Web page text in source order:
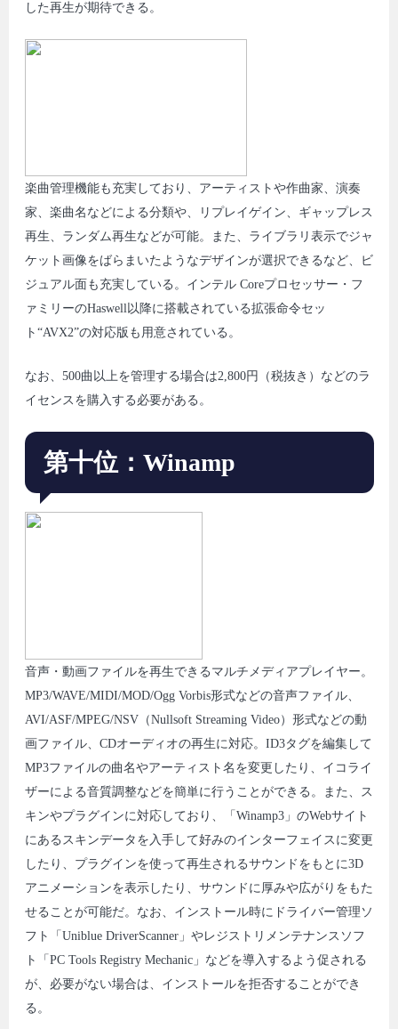
した再生が期待できる。
楽曲管理機能も充実しており、アーティストや作曲家、演奏
家、楽曲名などによる分類や、リプレイゲイン、ギャップレス
再生、ランダム再生などが可能。また、ライブラリ表示でジャ
ケット画像をばらまいたようなデザインが選択できるなど、ビ
ジュアル面も充実している。インテル Coreプロセッサー・フ
ァミリーのHaswell以降に搭載されている拡張命令セッ
ト“AVX2”の対応版も用意されている。
なお、500曲以上を管理する場合は2,800円（税抜き）などのラ
イセンスを購入する必要がある。
第十位：Winamp
音声・動画ファイルを再生できるマルチメディアプレイヤー。
MP3/WAVE/MIDI/MOD/Ogg Vorbis形式などの音声ファイル、
AVI/ASF/MPEG/NSV（Nullsoft Streaming Video）形式などの動
画ファイル、CDオーディオの再生に対応。ID3タグを編集して
MP3ファイルの曲名やアーティスト名を変更したり、イコライ
ザーによる音質調整などを簡単に行うことができる。また、ス
キンやプラグインに対応しており、「Winamp3」のWebサイト
にあるスキンデータを入手して好みのインターフェイスに変更
したり、プラグインを使って再生されるサウンドをもとに3D
アニメーションを表示したり、サウンドに厚みや広がりをもた
せることが可能だ。なお、インストール時にドライバー管理ソ
フト「Uniblue DriverScanner」やレジストリメンテナンスソフ
ト「PC Tools Registry Mechanic」などを導入するよう促される
が、必要がない場合は、インストールを拒否することができ
る。